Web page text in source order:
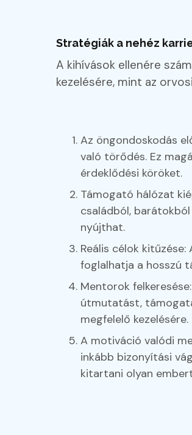
Stratégiák a nehéz
A kihívások ellenére
kezelésére, mint az
Az öngondoskodás
való törődés. Ez
érdeklődési köröket.
Támogató hálózat
családból,
nyújthat.
Reális célok
foglalhatja a hosszú
Mentorok
útmutatást,
megfelelő kezelésére.
A motiváció valódi
inkább bizonyítási
kitartani olyan